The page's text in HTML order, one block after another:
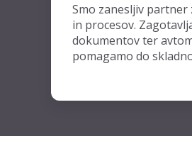
Smo zanesljiv
in procesov.
dokumentov ter
pomagamo do